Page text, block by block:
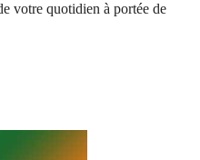
votre quotidien à portée de